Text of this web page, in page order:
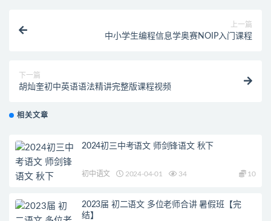
上一篇
中小学生编程信息学奥赛NOIP入门课程
下一篇
胡灿奎初中英语语法精讲完整版课程视频
相关文章
2024初三中考语文 师剑锋语文 秋下
初中语文 2024-04-01 34 10
2023届 初二语文 多位老师合讲 暑假班【完
结】